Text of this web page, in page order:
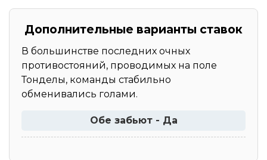
Дополнительные варианты ставок
В большинстве последних очных
противостояний, проводимых на поле
Тонделы, команды стабильно
обменивались голами.
Обе забьют - Да